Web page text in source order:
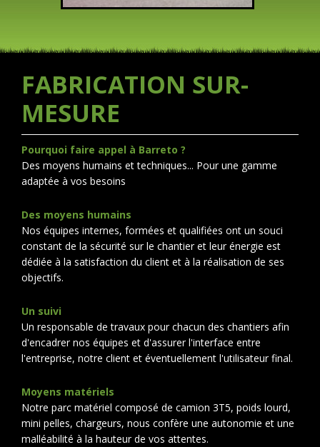
FABRICATION SUR-
MESURE
Pourquoi faire appel à Barreto ?
Des moyens humains et techniques... Pour une gamme
adaptée à vos besoins
Des moyens humains
Nos équipes internes, formées et qualifiées ont un souci
constant de la sécurité sur le chantier et leur énergie est
dédiée à la satisfaction du client et à la réalisation de ses
objectifs.
Un suivi
Un responsable de travaux pour chacun des chantiers afin
d'encadrer nos équipes et d'assurer l'interface entre
l'entreprise, notre client et éventuellement l'utilisateur final.
Moyens matériels
Notre parc matériel composé de camion 3T5, poids lourd,
mini pelles, chargeurs, nous confère une autonomie et une
malléabilité à la hauteur de vos attentes.